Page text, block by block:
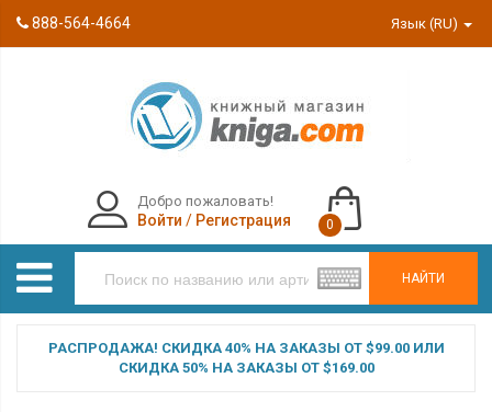
888-564-4664 Язык (RU)
НАЙТИ
Добро пожаловать!
Войти / Регистрация 0
РАСПРОДАЖА! СКИДКА 40% НА ЗАКАЗЫ ОТ $99.00 ИЛИ
СКИДКА 50% НА ЗАКАЗЫ ОТ $169.00